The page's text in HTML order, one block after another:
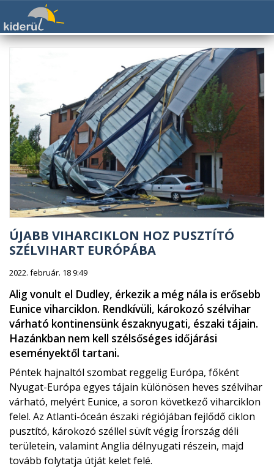
ÚJABB VIHARCIKLON HOZ PUSZTÍTÓ
SZÉLVIHART EURÓPÁBA
2022. február. 18 9:49
Alig vonult el Dudley, érkezik a még nála is erősebb
Eunice viharciklon. Rendkívüli, károkozó szélvihar
várható kontinensünk északnyugati, északi tájain.
Hazánkban nem kell szélsőséges időjárási
eseményektől tartani.
Péntek hajnaltól szombat reggelig Európa, főként
Nyugat-Európa egyes tájain különösen heves szélvihar
várható, melyért Eunice, a soron következő viharciklon
felel. Az Atlanti-óceán északi régiójában fejlődő ciklon
pusztító, károkozó széllel süvít végig Írország déli
területein, valamint Anglia délnyugati részein, majd
tovább folytatja útját kelet felé.